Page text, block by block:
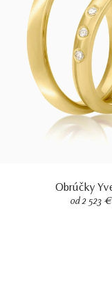
Obrúčky
od 2 523 €